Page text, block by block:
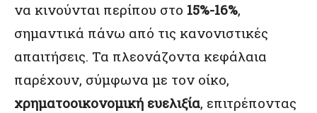
να κινούνται περίπου στο 15%-16%,
σημαντικά πάνω από τις κανονιστικές
απαιτήσεις. Τα πλεονάζοντα κεφάλαια
παρέχουν, σύμφωνα με τον οίκο,
χρηματοοικονομική ευελιξία, επιτρέποντας